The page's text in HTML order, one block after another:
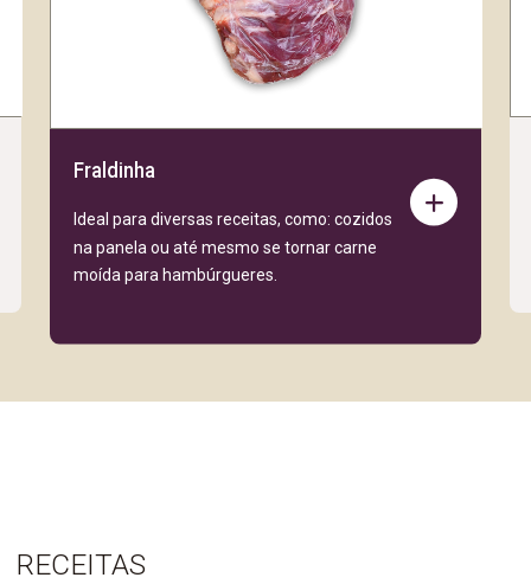
Fraldinha
Ideal para diversas receitas, como: cozidos
na panela ou até mesmo se tornar carne
moída para hambúrgueres.
RECEITAS